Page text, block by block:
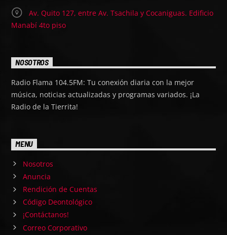
Av. Quito 127, entre Av. Tsachila y Cocaniguas. Edificio
Manabí 4to piso
NOSOTROS
Radio Flama 104.5FM: Tu conexión diaria con la mejor
música, noticias actualizadas y programas variados. ¡La
Radio de la Tierrita!
MENU
Nosotros
Anuncia
Rendición de Cuentas
Código Deontológico
¡Contáctanos!
Correo Corporativo